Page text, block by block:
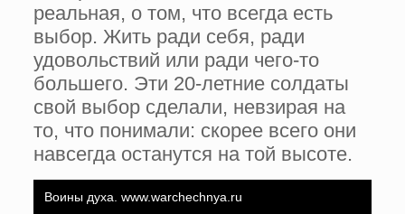
реальная, о том, что всегда есть
выбор. Жить ради себя, ради
удовольствий или ради чего-то
большего. Эти 20-летние солдаты
свой выбор сделали, невзирая на
то, что понимали: скорее всего они
навсегда останутся на той высоте.